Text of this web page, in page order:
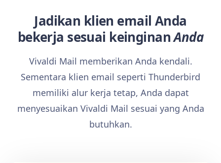
Jadikan klien email Anda
bekerja sesuai keinginanAnda
Vivaldi Mail memberikan Anda kendali.
Sementara klien email seperti Thunderbird
memiliki alur kerja tetap, Anda dapat
menyesuaikan Vivaldi Mail sesuai yang Anda
butuhkan.